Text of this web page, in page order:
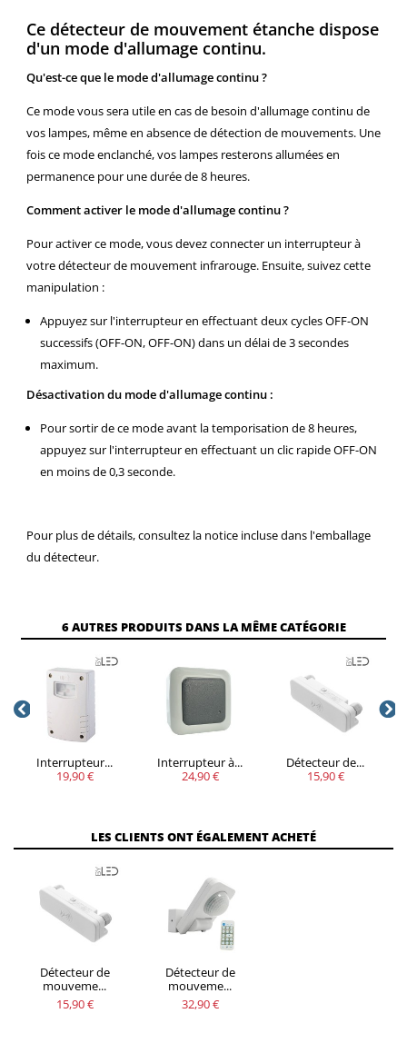
Ce détecteur de mouvement étanche dispose
d'un mode d'allumage continu.
Qu'est-ce que le mode d'allumage continu ?
Ce mode vous sera utile en cas de besoin d'allumage continu de
vos lampes, même en absence de détection de mouvements. Une
fois ce mode enclanché, vos lampes resterons allumées en
permanence pour une durée de 8 heures.
Comment activer le mode d'allumage continu ?
Pour activer ce mode, vous devez connecter un interrupteur à
votre détecteur de mouvement infrarouge. Ensuite, suivez cette
manipulation :
Appuyez sur l'interrupteur en effectuant deux cycles OFF-ON
successifs (OFF-ON, OFF-ON) dans un délai de 3 secondes
maximum.
Désactivation du mode d'allumage continu :
Pour sortir de ce mode avant la temporisation de 8 heures,
appuyez sur l'interrupteur en effectuant un clic rapide OFF-ON
en moins de 0,3 seconde.
Pour plus de détails, consultez la notice incluse dans l'emballage
du détecteur.
6 AUTRES PRODUITS DANS LA MÊME CATÉGORIE
Interrupteur...
19,90 €
Interrupteur à...
24,90 €
Détecteur de...
15,90 €
LES CLIENTS ONT ÉGALEMENT ACHETÉ
Détecteur de
mouveme...
15,90 €
Détecteur de
mouveme...
32,90 €